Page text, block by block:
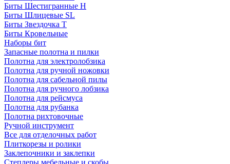
Биты Шестигранные H
Биты Шлицевые SL
Биты Звездочка T
Биты Кровельные
Наборы бит
Запасные полотна и пилки
Полотна для электролобзика
Полотна для ручной ножовки
Полотна для сабельной пилы
Полотна для ручного лобзика
Полотна для рейсмуса
Полотна для рубанка
Полотна рихтовочные
Ручной инструмент
Все для отделочных работ
Плиткорезы и ролики
Заклепочники и заклепки
Степлеры мебельные и скобы